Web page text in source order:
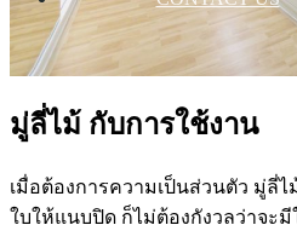
มู่ลี่ไม้ กับการใช้งาน
เมื่อต้องการความเป็นส่วนตัว มู่ลี่
ใบให้แนบปิด ก็ไม่ต้องกังวลว่าจะมี